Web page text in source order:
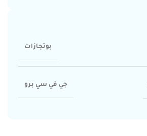
بوتجازات
جي في سي برو